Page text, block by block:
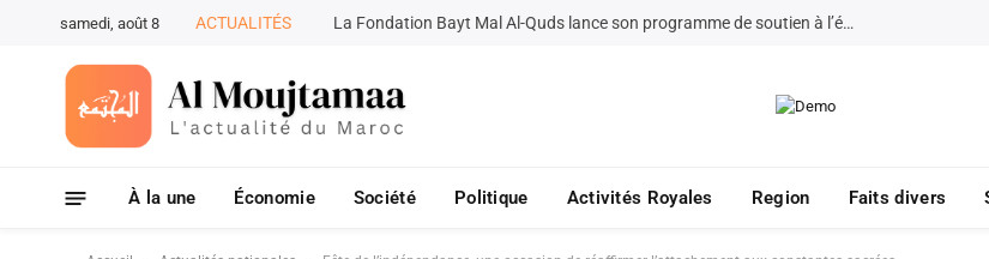
samedi, août 8 ACTUALITÉS La Fondation Bayt Mal Al-Quds lance son programme de soutien à l’éducation à Jérusalem pour 2026
À la une Économie Société Politique Activités Royales Region Faits divers